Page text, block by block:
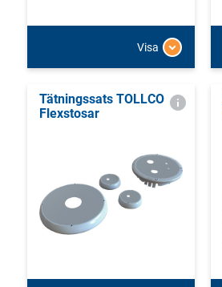
Visa
Tätningssats TOLLCO
Flexstosar